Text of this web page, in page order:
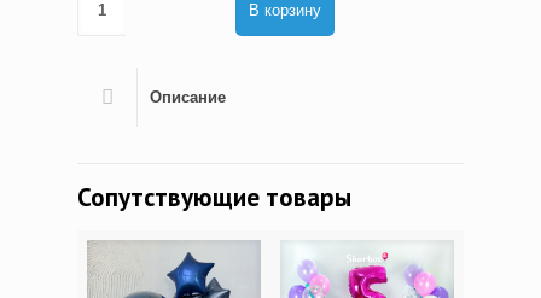
В корзину
Описание
Сопутствующие товары